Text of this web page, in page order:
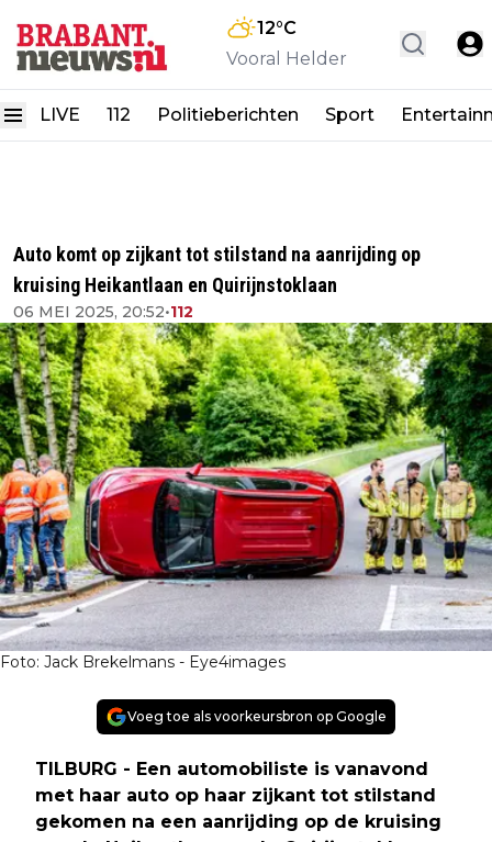
12°C
Vooral Helder
LIVE 112 Politieberichten Sport
Auto komt op zijkant tot stilstand na aanrijding op
kruising Heikantlaan en Quirijnstoklaan
06 MEI 2025, 20:52•112
Foto: Jack Brekelmans - Eye4images
Voeg toe als voorkeursbron op Google
TILBURG - Een automobiliste is vanavond
met haar auto op haar zijkant tot stilstand
gekomen na een aanrijding op de kruising